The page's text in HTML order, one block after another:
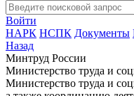
Войти
НАРК НСПК Документы
Назад
Минтруд России
Министерство труда и
Министерство труда и